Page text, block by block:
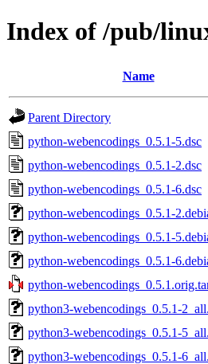
Index of /pub/
Name
Parent Directory
python-webencodings_0.5.1-5.dsc
python-webencodings_0.5.1-2.dsc
python-webencodings_0.5.1-6.dsc
python-webencodings_0.5.1-
python-webencodings_0.5.1-
python-webencodings_0.5.1-
python-
python3-webencodings_0.5.1-
python3-webencodings_0.5.1-
python3-webencodings_0.5.1-